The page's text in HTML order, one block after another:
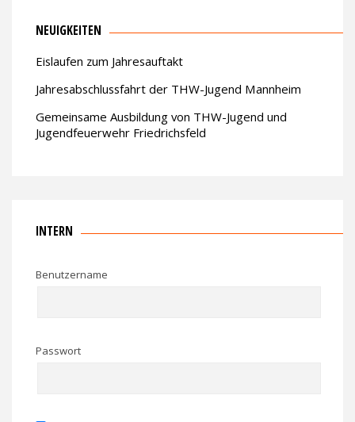
NEUIGKEITEN
Eislaufen zum Jahresauftakt
Jahresabschlussfahrt der THW-Jugend Mannheim
Gemeinsame Ausbildung von THW-Jugend und
Jugendfeuerwehr Friedrichsfeld
INTERN
Benutzername
Passwort